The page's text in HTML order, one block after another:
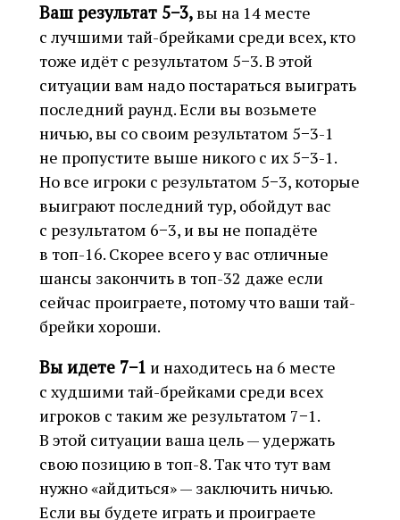
Ваш результат 5−3,вы на 14 месте
с лучшими тай-брейками среди всех, кто
тоже идёт с результатом 5−3. В этой
ситуации вам надо постараться выиграть
последний раунд. Если вы возьмете
ничью, вы со своим результатом 5−3-1
не пропустите выше никого с их 5−3-1.
Но все игроки с результатом 5−3, которые
выиграют последний тур, обойдут вас
с результатом 6−3, и вы не попадёте
в топ-16. Скорее всего у вас отличные
шансы закончить в топ-32 даже если
сейчас проиграете, потому что ваши тай-
брейки хороши.
Вы идете 7−1 и находитесь на 6 месте
с худшими тай-брейками среди всех
игроков с таким же результатом 7−1.
В этой ситуации ваша цель — удержать
свою позицию в топ-8. Так что тут вам
нужно «айдиться» — заключить ничью.
Если вы будете играть и проиграете